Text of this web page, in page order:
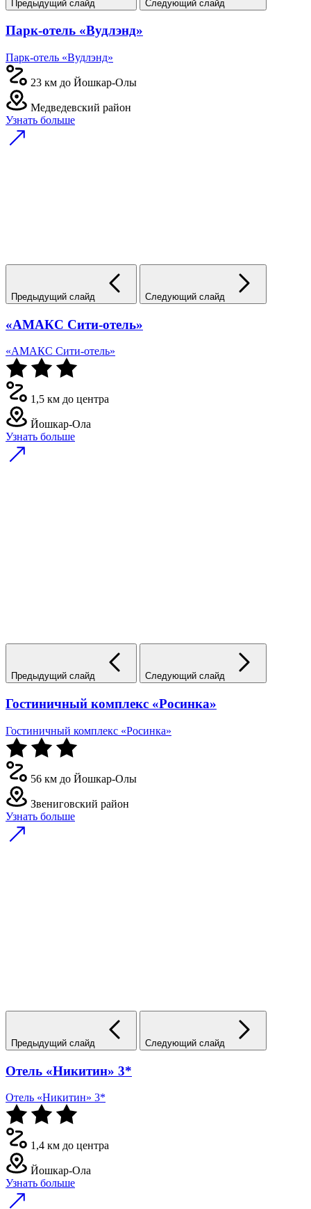
Предыдущий слайд Следующий слайд
Парк-отель «Вудлэнд»
Парк-отель «Вудлэнд»
23 км до Йошкар-Олы
Медведевский район
Узнать больше
Предыдущий слайд Следующий слайд
«АМАКС Сити-отель»
«АМАКС Сити-отель»
1,5 км до центра
Йошкар-Ола
Узнать больше
Предыдущий слайд Следующий слайд
Гостиничный комплекс «Росинка»
Гостиничный комплекс «Росинка»
56 км до Йошкар-Олы
Звениговский район
Узнать больше
Предыдущий слайд Следующий слайд
Отель «Никитин» 3*
Отель «Никитин» 3*
1,4 км до центра
Йошкар-Ола
Узнать больше